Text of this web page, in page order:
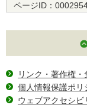
ページID：
リンク・著作権
個人情報保護ポリ
ウェブアクセシビ